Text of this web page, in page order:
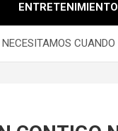
ENTRETENIMIENTO